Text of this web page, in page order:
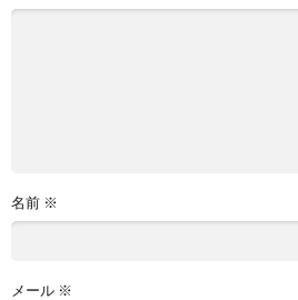
名前 ※
メール ※